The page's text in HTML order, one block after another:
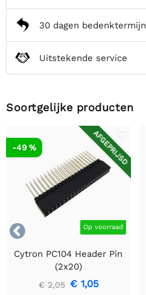
30 dagen bedenktermijn
Uitstekende service
Soortgelijke producten

AFGEPRIJSD
Op voorraad
-49 %
Cytron PC104 Header Pin
(2x20)
€ 2,05 € 1,05